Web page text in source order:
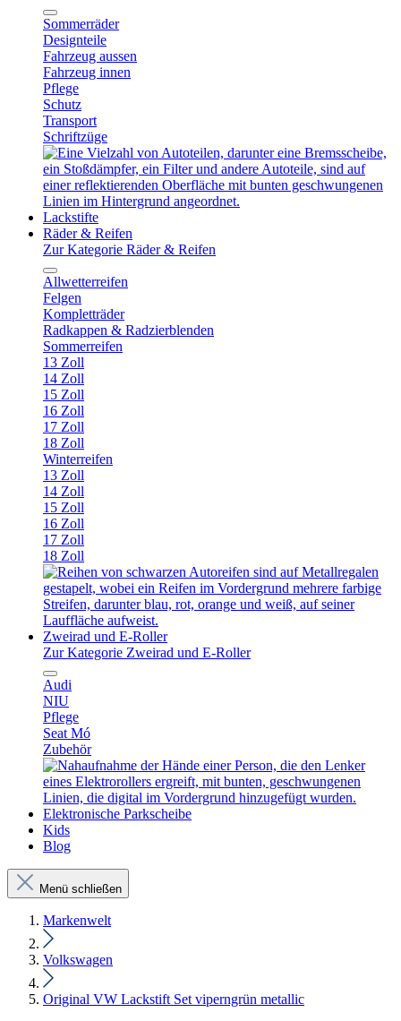
Sommerräder
Designteile
Fahrzeug aussen
Fahrzeug innen
Pflege
Schutz
Transport
Schriftzüge
Lackstifte
Räder & Reifen
Zur Kategorie Räder & Reifen
Allwetterreifen
Felgen
Kompletträder
Radkappen & Radzierblenden
Sommerreifen
13 Zoll
14 Zoll
15 Zoll
16 Zoll
17 Zoll
18 Zoll
Winterreifen
13 Zoll
14 Zoll
15 Zoll
16 Zoll
17 Zoll
18 Zoll
Zweirad und E-Roller
Zur Kategorie Zweirad und E-Roller
Audi
NIU
Pflege
Seat Mó
Zubehör
Elektronische Parkscheibe
Kids
Blog
Menü schließen
Markenwelt
Volkswagen
Original VW Lackstift Set viperngrün metallic